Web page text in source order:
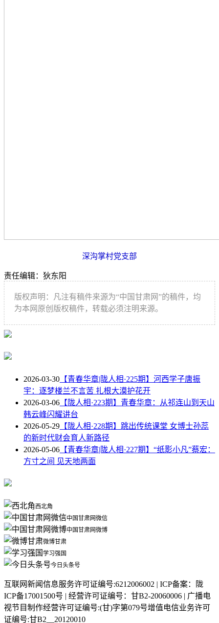
深沟掌村党支部
责任编辑：狄东阳
版权声明：凡注有稿件来源为“中国甘肃网”的稿件，均
为本网原创版权稿件，转载必须注明来源。
2026-03-30 【青春华章|陇人相·225期】河西学子唐振
宇：逐梦楼兰不言苦 扎根大漠护花开
2026-03-06 【陇人相·223期】青春华章：从祁连山到天山
韩云峰闪耀讲台
2026-05-29 【陇人相·228期】跳出传统课堂 女博士孙蕊
的新时代财会育人新路径
2026-05-06 【青春华章|陇人相·227期】“纸影小凡”蔡宏：
方寸之间 见天地两面
西北角
中国甘肃网微信
中国甘肃网微博
微博甘肃
学习强国
今日头条号
互联网新闻信息服务许可证编号:6212006002 | ICP备案：陇
ICP备17001500号 | 经营许可证编号：甘B2-20060006 | 广播电
视节目制作经营许可证编号:(甘)字第079号增值电信业务许可
证编号:甘B2__20120010